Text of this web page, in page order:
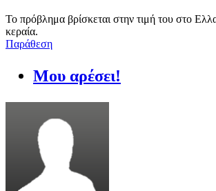
Το πρόβλημα βρίσκεται στην τιμή του στο
κεραία.
Παράθεση
Μου αρέσει!